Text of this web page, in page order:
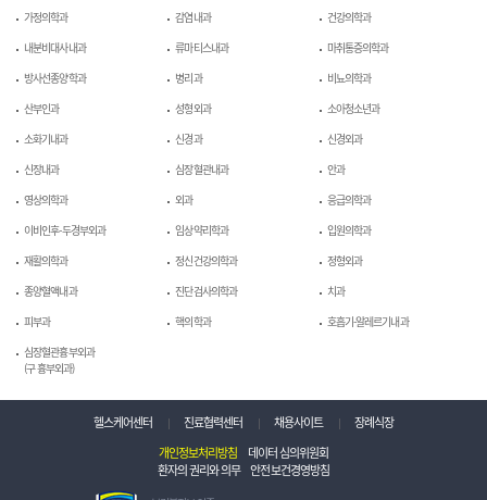
가정의학과 감염내과
건강의학과
내분비대사내과
류마티스내과
마취통증의학과
방사선종양학과
병리과
비뇨의학과
산부인과
성형외과
소아청소년과
소화기내과
신경과
신경외과
신장내과
심장혈관내과
안과
영상의학과
외과
응급의학과
이비인후-두경부외과
임상약리학과
입원의학과
재활의학과
정신건강의학과
정형외과
종양혈액내과
진단검사의학과
치과
피부과
핵의학과
호흡기-알레르기내과
심장혈관흉부외과
(구 흉부외과)
헬스케어센터 진료협력센터 채용사이트
장례식장
개인정보처리방침
데이터 심의위원회
환자의 권리와 의무
안전보건경영방침